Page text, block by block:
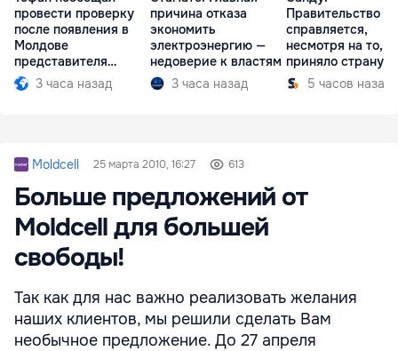
провести проверку
после появления в
Молдове
представителя
Южной Осетии
3 часа назад
причина отказа
экономить
электроэнергию —
недоверие к властям
3 часа назад
Правительство
справляется,
несмотря на то,
приняло страну в
разгар кризиса
5 часов назад
Moldcell 25 марта 2010, 16:27 613
Больше предложений от
Moldcell для большей
свободы!
Так как для нас важно реализовать желания
наших клиентов, мы решили сделать Вам
необычное предложение. До 27 апреля